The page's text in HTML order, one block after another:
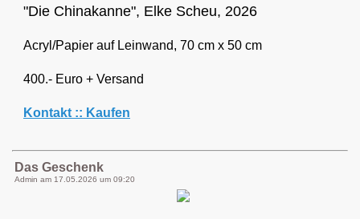
"Die Chinakanne", Elke Scheu, 2026
Acryl/Papier auf Leinwand, 70 cm x 50 cm
400.- Euro + Versand
Kontakt :: Kaufen
Das Geschenk
Admin am 17.05.2026 um 09:20